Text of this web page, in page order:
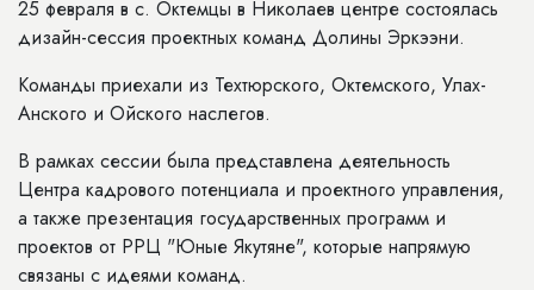
25 февраля в с. Октемцы в Николаев центре состоялась
дизайн-сессия проектных команд Долины Эркээни.
Команды приехали из Техтюрского, Октемского, Улах-
Анского и Ойского наслегов.
В рамках сессии была представлена деятельность
Центра кадрового потенциала и проектного управления,
а также презентация государственных программ и
проектов от РРЦ "Юные Якутяне", которые напрямую
связаны с идеями команд.